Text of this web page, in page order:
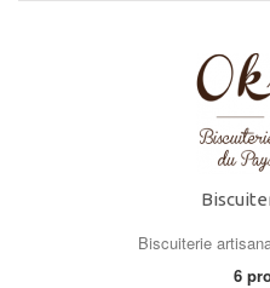
Biscuiterie
6